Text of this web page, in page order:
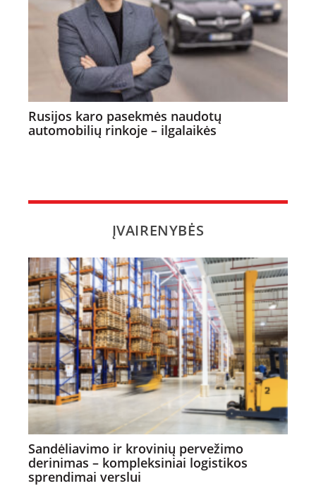
Rusijos karo pasekmės naudotų
automobilių rinkoje – ilgalaikės
ĮVAIRENYBĖS
Sandėliavimo ir krovinių pervežimo
derinimas – kompleksiniai logistikos
sprendimai verslui